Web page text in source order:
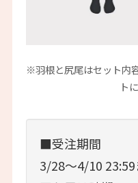
※羽根と尻尾はセット内
ト
■受注期間
3/28～4/10